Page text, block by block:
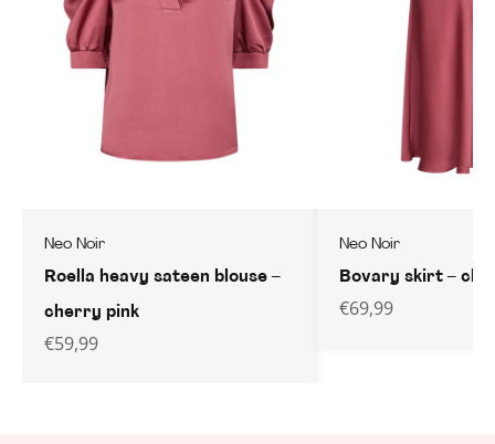
Neo Noir
Roella heavy sateen blouse –
cherry pink
€59,99
Neo Noir
Bovary skirt –
€69,99